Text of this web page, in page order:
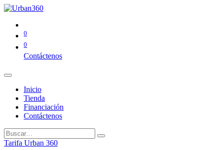
0
0
Contáctenos
Inicio
Tienda
Financiación
Contáctenos
Tarifa Urban 360